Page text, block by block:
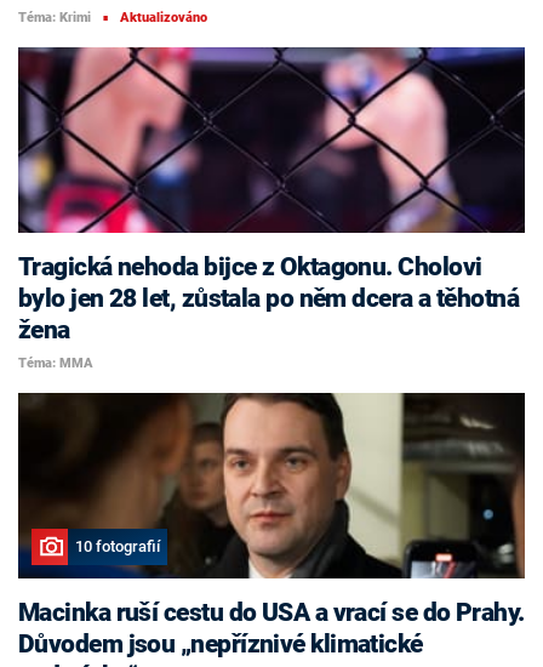
Téma: Krimi ■ Aktualizováno
Tragická nehoda bijce z Oktagonu. Cholovi
bylo jen 28 let, zůstala po něm dcera a těhotná
žena
Téma: MMA
10 fotografií
Macinka ruší cestu do USA a vrací se do Prahy.
Důvodem jsou „nepříznivé klimatické